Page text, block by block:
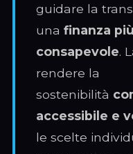
guidare la
una finanza
consapevole.
rendere la
sostenibilità
accessibile e
le scelte